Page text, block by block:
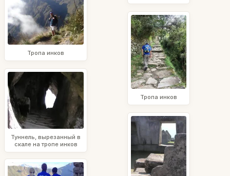
Тропа инков
Туннель, вырезанный в
скале на тропе инков
Тропа инков